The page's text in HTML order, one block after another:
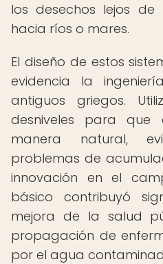
los desechos lejos
hacia ríos o mares.
El diseño de estos
evidencia la
antiguos griegos.
desniveles para
manera natural,
problemas de
innovación en el
básico contribuyó
mejora de la salud
propagación de
por el agua